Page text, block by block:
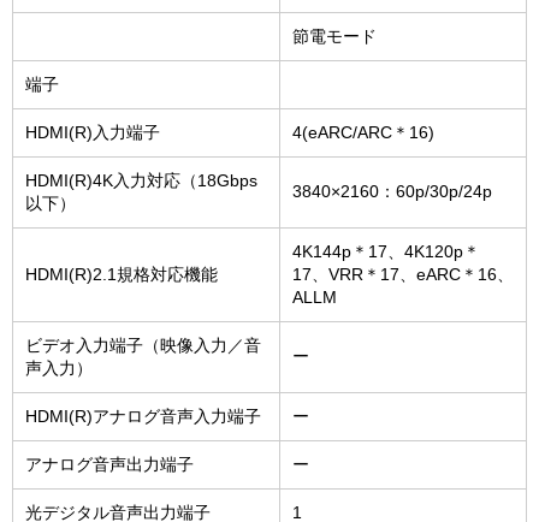
節電モード
端子
HDMI(R)入力端子 4(eARC/ARC＊16)
HDMI(R)4K入力対応（18Gbps
以下）
3840×2160：60p/30p/24p
HDMI(R)2.1規格対応機能
4K144p＊17、4K120p＊
17、VRR＊17、eARC＊16、
ALLM
ビデオ入力端子（映像入力／音
声入力）
ー
HDMI(R)アナログ音声入力端子 ー
アナログ音声出力端子 ー
光デジタル音声出力端子 1